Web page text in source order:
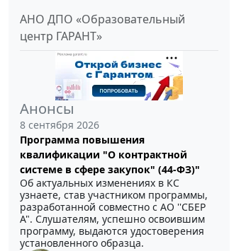
АНО ДПО «Образовательный
центр ГАРАНТ»
Анонсы
8 сентября 2026
Программа повышения
квалификации "О контрактной
системе в сфере закупок" (44-ФЗ)"
Об актуальных изменениях в КС
узнаете, став участником программы,
разработанной совместно с АО ''СБЕР
А". Слушателям, успешно освоившим
программу, выдаются удостоверения
установленного образца.